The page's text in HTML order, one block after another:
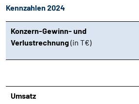
Kennzahlen 2024
Konzern-Gewinn- und
Verlustrechnung(in T€)
Umsatz